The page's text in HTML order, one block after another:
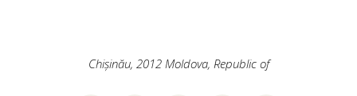
Chișinău, 2012 Moldova, Republic of